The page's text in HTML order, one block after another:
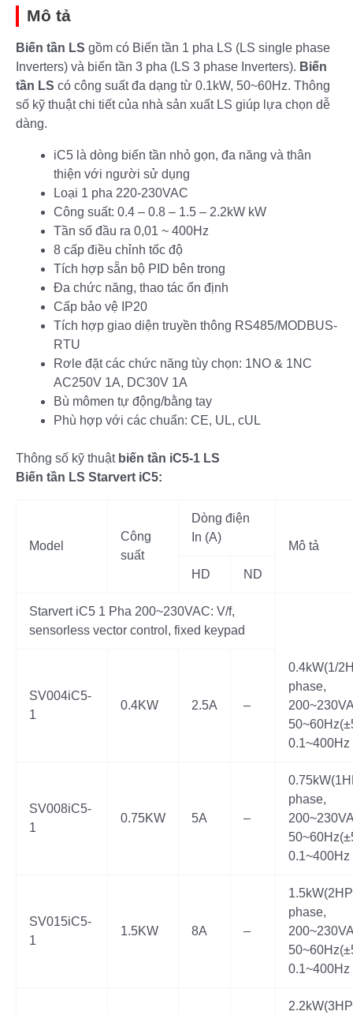
Mô tả
Biến tần LS gồm có Biến tần 1 pha LS (LS single phase
Inverters) và biến tần 3 pha (LS 3 phase Inverters). Biến
tần LS có công suất đa dạng từ 0.1kW, 50~60Hz. Thông
số kỹ thuật chi tiết của nhà sản xuất LS giúp lựa chọn dễ
dàng.
iC5 là dòng biến tần nhỏ gọn, đa năng và thân
thiện với người sử dụng
Loại 1 pha 220-230VAC
Công suất: 0.4 – 0.8 – 1.5 – 2.2kW kW
Tần số đầu ra 0,01 ~ 400Hz
8 cấp điều chỉnh tốc độ
Tích hợp sẵn bộ PID bên trong
Đa chức năng, thao tác ổn định
Cấp bảo vệ IP20
Tích hợp giao diện truyền thông RS485/MODBUS-
RTU
Rơle đặt các chức năng tùy chọn: 1NO & 1NC
AC250V 1A, DC30V 1A
Bù mômen tự động/bằng tay
Phù hợp với các chuẩn: CE, UL, cUL
Thông số kỹ thuật biến tần iC5-1 LS
Biến tần LS Starvert iC5:
Model
Công
suất
Dòng điện
In (A)
Mô tả
HD ND
Starvert iC5 1 Pha 200~230VAC: V/f,
sensorless vector control, fixed keypad
SV004iC5-
1
0.4KW 2.5A –
0.4kW(1/
phase,
0.1~400Hz
SV008iC5-
1
0.75KW 5A –
phase,
0.1~400Hz
SV015iC5-
1
1.5KW 8A –
phase,
0.1~400Hz